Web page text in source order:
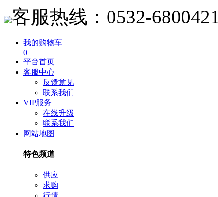
客服热线： 0532-
我的购物车
0
平台首页|
客服中心|
反馈意见
联系我们
VIP服务 |
在线升级
联系我们
网站地图|
特色频道
供应 |
求购 |
行情 |